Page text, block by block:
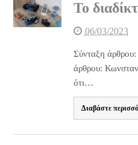
Το
06/03/2023
Σύνταξη άρθρου:
άρθρου:
ότι…
Διαβάστε